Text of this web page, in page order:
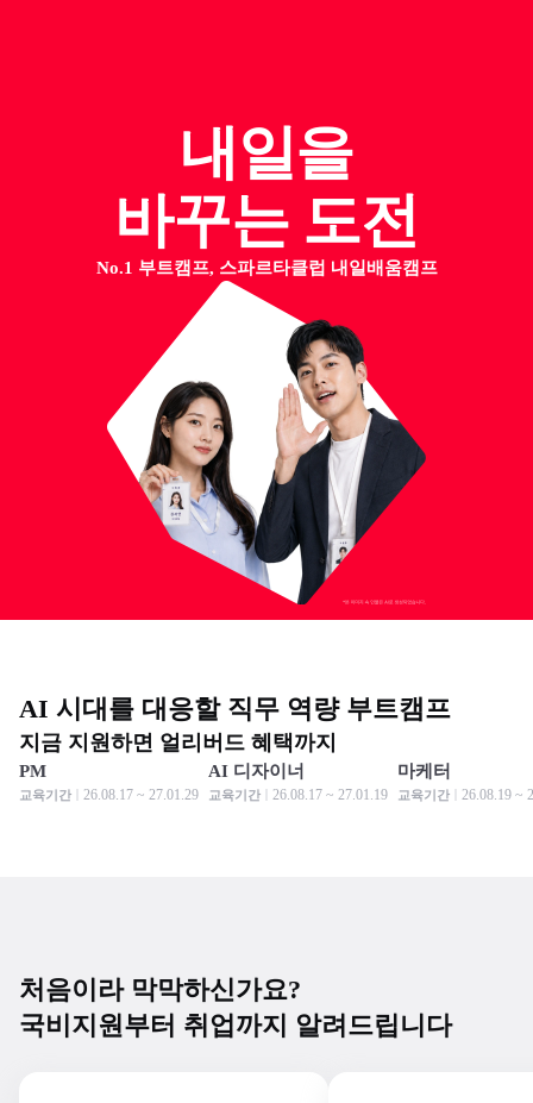
내일을
바꾸는 도전
No.1 부트캠프, 스파르타클럽 내일배움캠프
AI 시대를 대응할 직무 역량 부트캠프
지금 지원하면 얼리버드 혜택까지
모집 중
모집 중
PM
교육기간 26.08.17 ~ 27.01.29
모집 중
모집 중
AI 디자이너
교육기간 26.08.17 ~ 27.01.19
모집 중
모집 중
마케터
교육기간 26.08.19 ~
처음이라 막막하신가요?
국비지원부터 취업까지 알려드립니다